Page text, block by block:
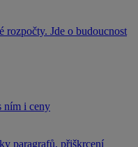
rozpočty. Jde o budoucnost
ním i ceny
paragrafů, přiškrcení